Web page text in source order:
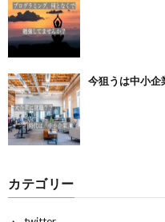
今狙うは中小企
カテゴリー